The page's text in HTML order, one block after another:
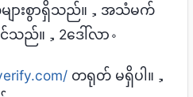
များစွာရှိသည်။，အသံမက်
သည်။，2ဒေါ်လာ。
တရုတ် မရှိပါ။，